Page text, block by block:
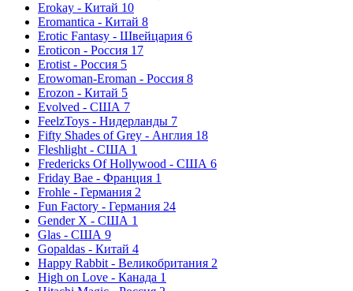
Erokay - Китай 10
Eromantica - Китай 8
Erotic Fantasy - Швейцария 6
Eroticon - Россия 17
Erotist - Россия 5
Erowoman-Eroman - Россия 8
Erozon - Китай 5
Evolved - США 7
FeelzToys - Нидерланды 7
Fifty Shades of Grey - Англия 18
Fleshlight - США 1
Fredericks Of Hollywood - США 6
Friday Bae - Франция 1
Frohle - Германия 2
Fun Factory - Германия 24
Gender X - США 1
Glas - США 9
Gopaldas - Китай 4
Happy Rabbit - Великобритания 2
High on Love - Канада 1